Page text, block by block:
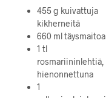
455 g kuivattuja
kikherneitä
660 ml täysmaitoa
1 tl
rosmariininlehtiä,
hienonnettuna
1